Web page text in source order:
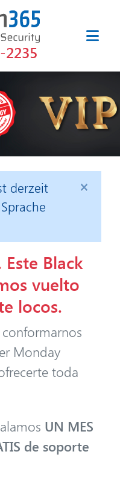
2235
derzeit
×
Black
vuelto
locos.
Monday
toda
UN MES
de soporte